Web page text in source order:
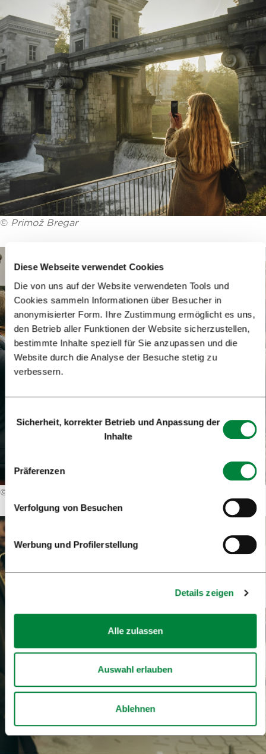
Diese Webseite verwendet Cookies
Die von uns auf der Website verwendeten Tools und
Cookies sammeln Informationen über Besucher in
anonymisierter Form. Ihre Zustimmung ermöglicht es uns,
den Betrieb aller Funktionen der Website sicherzustellen,
bestimmte Inhalte speziell für Sie anzupassen und die
Website durch die Analyse der Besuche stetig zu
verbessern.
Sicherheit, korrekter Betrieb und Anpassung der
Inhalte
Präferenzen
Verfolgung von Besuchen
Werbung und Profilerstellung
Details zeigen
Alle zulassen
Auswahl erlauben
Ablehnen
© Primož Bregar
©